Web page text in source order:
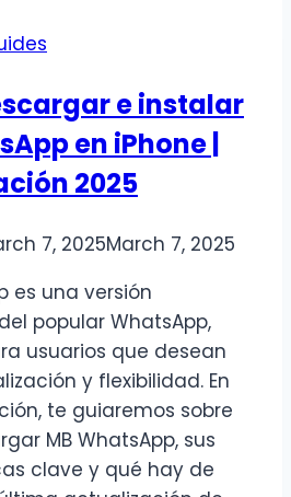
e instalar
en iPhone |
2025
7, 2025March 7, 2025
es una versión
popular WhatsApp,
usuarios que desean
y flexibilidad. En
te guiaremos sobre
MB WhatsApp, sus
clave y qué hay de